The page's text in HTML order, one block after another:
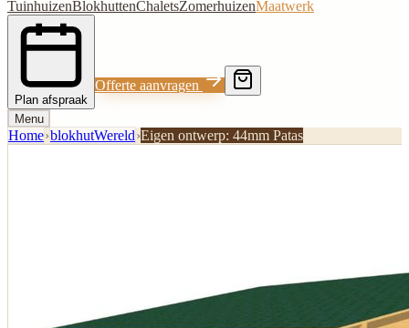
TuinhuizenBlokhuttenChaletsZomerhuizenMaatwerk
Plan afspraak
Offerte aanvragen
Menu
Home›blokhutWereld›Eigen ontwerp: 44mm Patas